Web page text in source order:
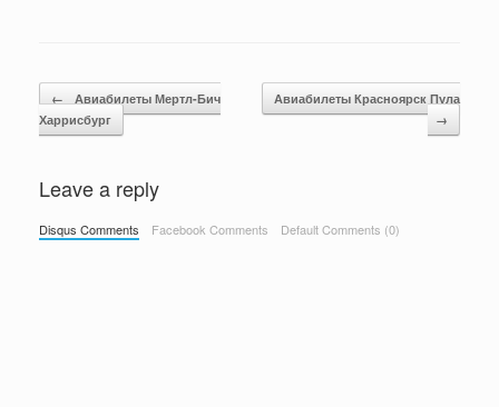
Навигация по записям
←
Авиабилеты Мертл-Бич
Харрисбург
Авиабилеты Красноярск Пула
→
Leave a reply
Disqus Comments Facebook Comments Default Comments (0)